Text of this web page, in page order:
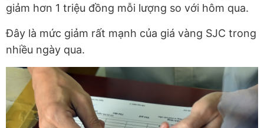
giảm hơn 1 triệu đồng mỗi lượng so với hôm qua.
Đây là mức giảm rất mạnh của giá vàng SJC trong
nhiều ngày qua.